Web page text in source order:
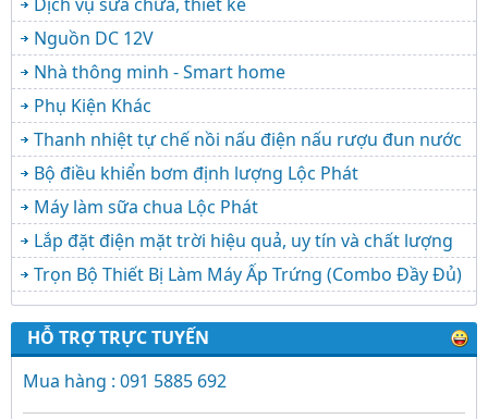
Nguồn DC 12V
Nhà thông minh - Smart home
Phụ Kiện Khác
Thanh nhiệt tự chế nồi nấu điện nấu rượu đun nước
Bộ điều khiển bơm định lượng Lộc Phát
Máy làm sữa chua Lộc Phát
Lắp đặt điện mặt trời hiệu quả, uy tín và chất lượng
Trọn Bộ Thiết Bị Làm Máy Ấp Trứng (Combo Đầy Đủ)
HỖ TRỢ TRỰC TUYẾN
Mua hàng : 091 5885 692